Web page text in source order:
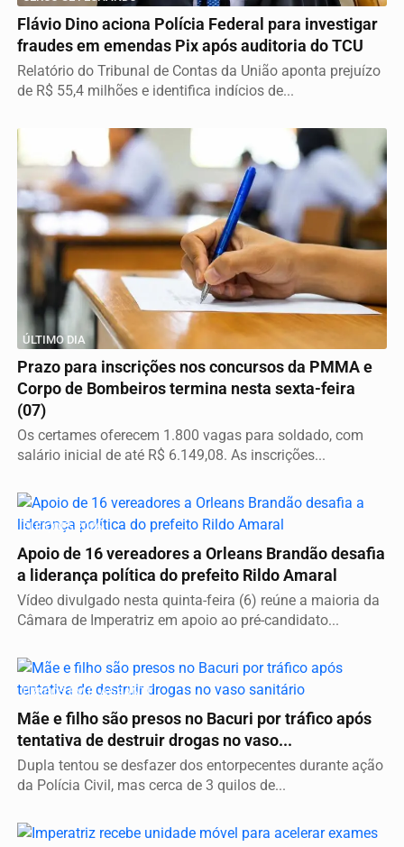
Flávio Dino aciona Polícia Federal para investigar
fraudes em emendas Pix após auditoria do TCU
Relatório do Tribunal de Contas da União aponta prejuízo
de R$ 55,4 milhões e identifica indícios de...
ÚLTIMO DIA
Prazo para inscrições nos concursos da PMMA e
Corpo de Bombeiros termina nesta sexta-feira
(07)
Os certames oferecem 1.800 vagas para soldado, com
salário inicial de até R$ 6.149,08. As inscrições...
ELEIÇÕES 2026
Apoio de 16 vereadores a Orleans Brandão desafia
a liderança política do prefeito Rildo Amaral
Vídeo divulgado nesta quinta-feira (6) reúne a maioria da
Câmara de Imperatriz em apoio ao pré-candidato...
PRESOS EM FLAGRANTE
Mãe e filho são presos no Bacuri por tráfico após
tentativa de destruir drogas no vaso...
Dupla tentou se desfazer dos entorpecentes durante ação
da Polícia Civil, mas cerca de 3 quilos de...